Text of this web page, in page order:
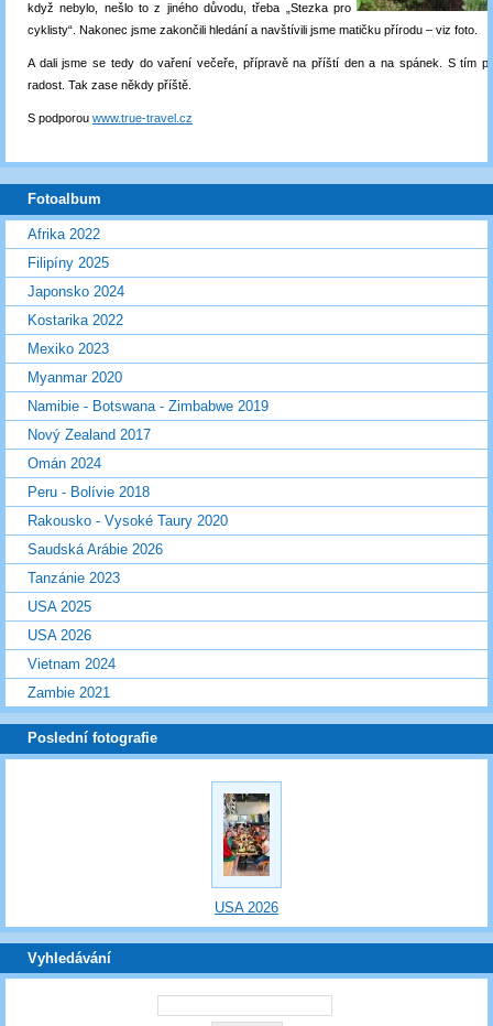
když nebylo, nešlo to z jiného důvodu, třeba „Stezka pro
cyklisty“. Nakonec jsme zakončili hledání a navštívili jsme matičku přírodu – viz foto.
A dali jsme se tedy do vaření večeře, přípravě na příští den a na spánek. S tím
radost. Tak zase někdy příště.
S podporou www.true-travel.cz
Fotoalbum
Afrika 2022
Filipíny 2025
Japonsko 2024
Kostarika 2022
Mexiko 2023
Myanmar 2020
Namibie - Botswana - Zimbabwe 2019
Nový Zealand 2017
Omán 2024
Peru - Bolívie 2018
Rakousko - Vysoké Taury 2020
Saudská Arábie 2026
Tanzánie 2023
USA 2025
USA 2026
Vietnam 2024
Zambie 2021
Poslední fotografie
USA 2026
Vyhledávání